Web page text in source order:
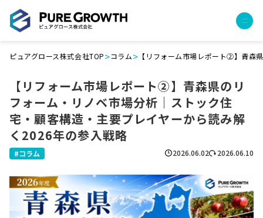
経営コンサルティング
PGハウス（住宅フランチャイズ）
広告運用代行
採用チャンネル作成
成功報酬型コストダウン
土地・顧客管理システム
事例
ピュアグロース株式会社TOP>コラム> 【リフォーム市場レポート②】青森
【リフォーム市場レポート②】青森県のリ
フォーム・リノベ市場分析｜ストック住
宅・顧客構造・主要プレイヤーから読み解
く2026年の参入戦略
2026.06.02 2026.06.10
コラム